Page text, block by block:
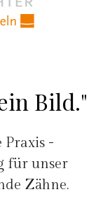
Bild."
Praxis -
für unser
Zähne.